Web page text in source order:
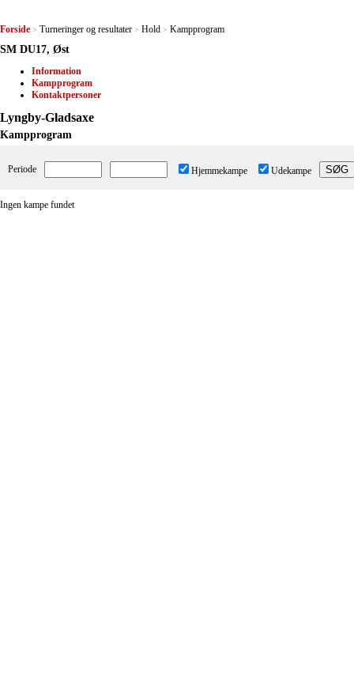
Forside > Turneringer og resultater > Hold > Kampprogram
SM DU17, Øst
Information
Kampprogram
Kontaktpersoner
Lyngby-Gladsaxe
Kampprogram
Periode Hjemmekampe Udekampe
Ingen kampe fundet